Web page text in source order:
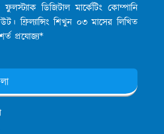
ডিজিটাল মার্কেটিং কোম্পানি
ফ্রিল্যান্সিং শিখুন ০৩ মাসের লিখিত
প্রযোজ্য*